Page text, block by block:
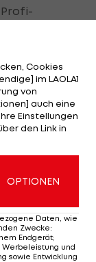
LIVE
gibt es
Cookies
im LAOLA1
von
auch eine
Einstellungen
den Link in
OPTIONEN
Daten, wie
Zwecke:
Endgerät;
Werbeleistung und
sowie Entwicklung